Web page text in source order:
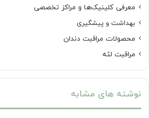
معرفی کلینیک‌ها و مراکز تخصصی
بهداشت و پیشگیری
محصولات مراقبت دندان
مراقبت لثه
نوشته های مشابه